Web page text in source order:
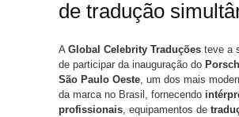
de tradução
A Global Celebrity Traduções teve a
de participar da inauguração do
São Paulo Oeste, um dos mais
da marca no Brasil, fornecendo
profissionais, equipamentos de